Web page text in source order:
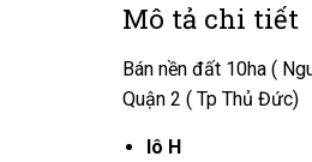
Mô tả chi tiết
Bán nền đất 10ha (
Quận 2 ( Tp Thủ Đức)
lô H